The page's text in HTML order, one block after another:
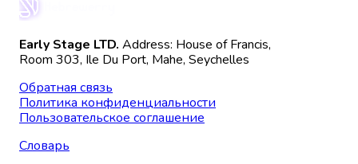
Early Stage LTD. Address: House of Francis,
Room 303, Ile Du Port, Mahe, Seychelles
Обратная связь
Политика конфиденциальности
Пользовательское соглашение
Словарь